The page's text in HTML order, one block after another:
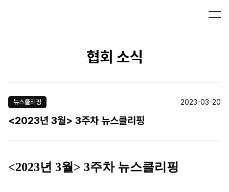
협회 소식
뉴스클리핑 2023-03-20
<2023년 3월> 3주차 뉴스클리핑
<2023년 3월> 3주차 뉴스클리핑